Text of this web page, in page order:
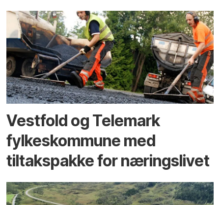
Vestfold og Telemark
fylkeskommune med
tiltakspakke for næringslivet